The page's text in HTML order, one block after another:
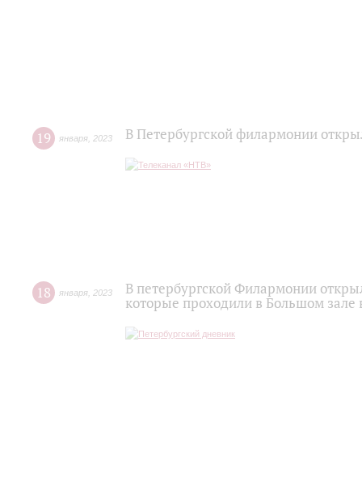
19 января 2023 В Петербургской филармонии
18 января 2023
В петербургской Филармонии
которые проходили в Большом зале